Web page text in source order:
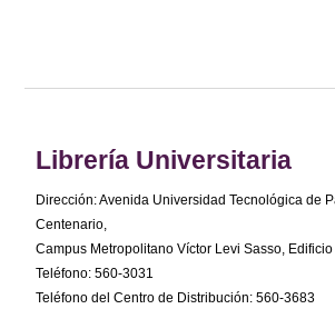
Librería Universitaria
Dirección: Avenida Universidad Tecnológica de
Centenario,
Campus Metropolitano Víctor Levi Sasso,
Teléfono: 560-3031
Teléfono del Centro de Distribución: 560-3683